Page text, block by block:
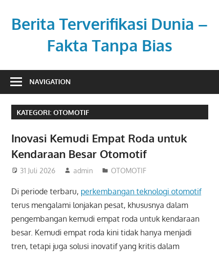
contentBerita Terverifikasi Dunia –
Fakta Tanpa Bias
profesional,
berimbang.
NAVIGATION
KATEGORI: OTOMOTIF
Inovasi Kemudi Empat Roda untuk
Kendaraan Besar Otomotif
31 Juli 2026 admin OTOMOTIF
Di periode terbaru, perkembangan teknologi otomotif
terus mengalami lonjakan pesat, khususnya dalam
pengembangan kemudi empat roda untuk kendaraan
besar. Kemudi empat roda kini tidak hanya menjadi
tren, tetapi juga solusi inovatif yang kritis dalam